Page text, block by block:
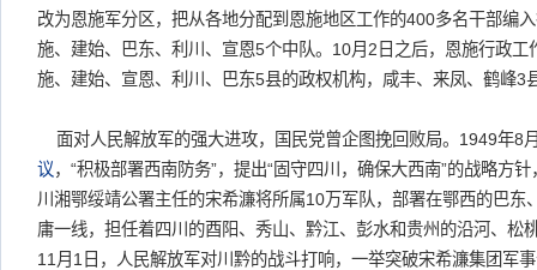
改为恩施军分区，把从各地分配到恩施地区工作的400多名干部编
施、建始、巴东、利川、宣恩5个中队。10月2日之后，恩施行政工
施、建始、宣恩、利川、巴东5县的政权机构，咸丰、来凤、鹤峰3
面对人民解放军的强大进攻，国民党曾企图挽回败局。1949年8
议，“积极部署西南防务”，提出“固守四川，确保大西南”的战略方
川湘鄂绥靖公署主任的宋希濂将所属10万军队，部署在鄂西的巴东
庸一线，担任着四川的酉阳、秀山、黔江、彭水和贵州的沿河、松
11月1日，人民解放军对川黔的战斗打响，一举突破宋希濂集团军